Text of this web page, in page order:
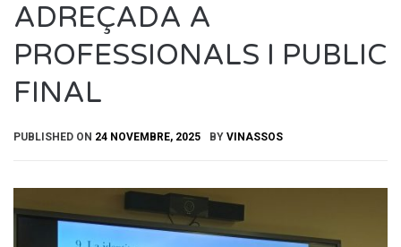
ADREÇADA A
PROFESSIONALS I PUBLIC
FINAL
PUBLISHED ON 24 NOVEMBRE, 2025 BY VINASSOS